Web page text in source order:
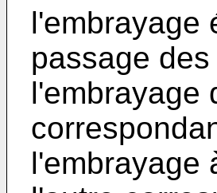
l'embrayage
passage
l'embrayage
l'embrayage